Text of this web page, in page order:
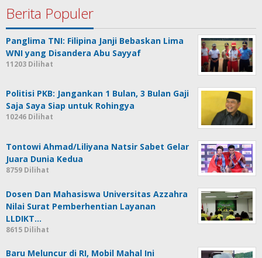
Berita Populer
Panglima TNI: Filipina Janji Bebaskan Lima
WNI yang Disandera Abu Sayyaf
11203 Dilihat
Politisi PKB: Jangankan 1 Bulan, 3 Bulan Gaji
Saja Saya Siap untuk Rohingya
10246 Dilihat
Tontowi Ahmad/Liliyana Natsir Sabet Gelar
Juara Dunia Kedua
8759 Dilihat
Dosen Dan Mahasiswa Universitas Azzahra
Nilai Surat Pemberhentian Layanan
LLDIKT…
8615 Dilihat
Baru Meluncur di RI, Mobil Mahal Ini